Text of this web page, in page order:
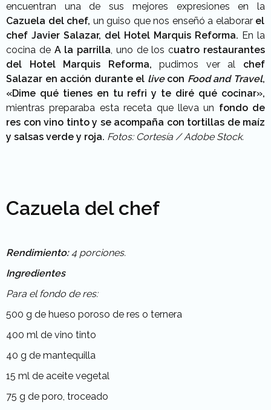
encuentran una de sus mejores expresiones en la
Cazuela del chef, un guiso que nos enseñó a elaborarel
chef Javier Salazar, del Hotel Marquis Reforma. En la
cocina deA la parrilla, uno de los cuatro restaurantes
del Hotel Marquis Reforma, pudimos ver al chef
Salazar en acción durante el livecon Food and Travel,
«Dime qué tienes en tu refri y te diré qué cocinar»,
mientras preparaba esta receta que lleva un fondo de
res con vino tinto y se acompaña con tortillas de maíz
y salsas verde y roja. Fotos: Cortesía / Adobe Stock.
Cazuela del chef
Rendimiento:4 porciones.
Ingredientes
Para el fondo de res:
500 g de hueso poroso de res o ternera
400 ml de vino tinto
40 g de mantequilla
15 ml de aceite vegetal
75 g de poro, troceado